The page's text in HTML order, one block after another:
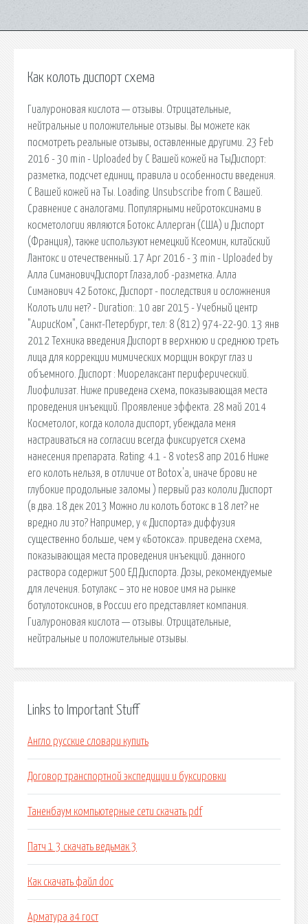
Как колоть диспорт схема
Гиалуроновая кислота — отзывы. Отрицательные,
нейтральные и положительные отзывы. Вы можете как
посмотреть реальные отзывы, оставленные другими. 23 Feb
2016 - 30 min - Uploaded by С Вашей кожей на ТыДиспорт:
разметка, подсчет единиц, правила и особенности введения.
С Вашей кожей на Ты. Loading. Unsubscribe from С Вашей.
Сравнение с аналогами. Популярными нейротоксинами в
косметологии являются Ботокс Аллерган (США) и Диспорт
(Франция), также используют немецкий Ксеомин, китайский
Лантокс и отечественный. 17 Apr 2016 - 3 min - Uploaded by
Алла СимановичДиспорт Глаза,лоб -разметка. Алла
Симанович 42 Ботокс, Диспорт - последствия и осложнения
Колоть или нет? - Duration:. 10 авг 2015 - Учебный центр
"АирисКом", Санкт-Петербург, тел: 8 (812) 974-22-90. 13 янв
2012 Техника введения Диспорт в верхнюю и среднюю треть
лица для коррекции мимических морщин вокруг глаз и
объемного. Диспорт : Миорелаксант периферический.
Лиофилизат. Ниже приведена схема, показывающая места
проведения инъекций. Проявление эффекта. 28 май 2014
Косметолог, когда колола диспорт, убеждала меня
настраиваться на согласии всегда фиксируется схема
нанесения препарата. Rating: 4.1 - 8 votes8 апр 2016 Ниже
его колоть нельзя, в отличие от Botox'а, иначе брови не
глубокие продольные заломы ) первый раз кололи Диспорт
(в два. 18 дек 2013 Можно ли колоть ботокс в 18 лет? не
вредно ли это? Например, у « Диспорта» диффузия
существенно больше, чем у «Ботокса». приведена схема,
показывающая места проведения инъекций. данного
раствора содержит 500 ЕД Диспорта. Дозы, рекомендуемые
для лечения. Ботулакс – это не новое имя на рынке
ботулотоксинов, в России его представляет компания.
Гиалуроновая кислота — отзывы. Отрицательные,
нейтральные и положительные отзывы.
Links to Important Stuff
Англо русские словари купить
Договор транспортной экспедиции и буксировки
Таненбаум компьютерные сети скачать pdf
Патч 1 3 скачать ведьмак 3
Как скачать файл doc
Арматура а4 гост